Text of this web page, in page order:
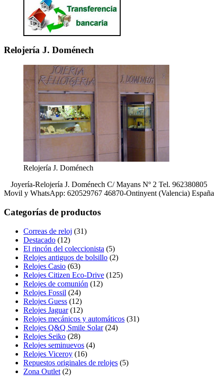
Relojería J. Doménech
Relojería J. Doménech
Joyería-Relojería J. Doménech C/ Mayans Nº 2 Tel. 962380805
Movil y WhatsApp: 620529767 46870-Ontinyent (Valencia) España
Categorías de productos
Correas de reloj (31)
Destacado (12)
El rincón del coleccionista (5)
Relojes antiguos de bolsillo (2)
Relojes Casio (63)
Relojes Citizen Eco-Drive (125)
Relojes de comunión (12)
Relojes Fossil (24)
Relojes Guess (12)
Relojes Jaguar (12)
Relojes mecánicos y automáticos (31)
Relojes Q&Q Smile Solar (24)
Relojes Seiko (28)
Relojes seminuevos (4)
Relojes Viceroy (16)
Repuestos originales de relojes (5)
Zona Outlet (2)